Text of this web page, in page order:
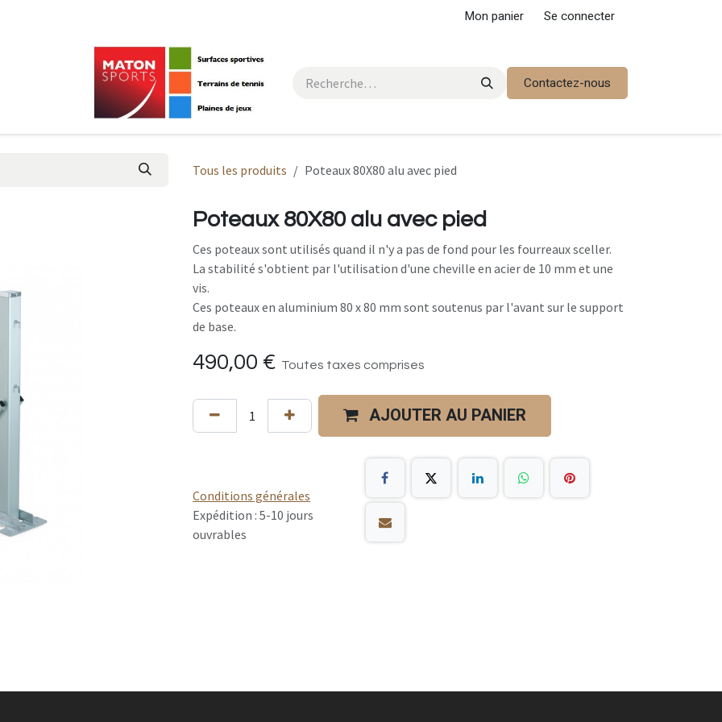
Mon panier Se connecter
Contactez-nous
Tous les produits Poteaux 80X80 alu avec pied
Poteaux 80X80 alu avec pied
Ces poteaux sont utilisés quand il n'y a pas de fond pour les fourreaux sceller.
La stabilité s'obtient par l'utilisation d'une cheville en acier de 10 mm et une
vis.
Ces poteaux en aluminium 80 x 80 mm sont soutenus par l'avant sur le support
de base.
490,00 € Toutes taxes comprises
AJOUTER AU PANIER
Conditions générales
Expédition : 5-10 jours
ouvrables